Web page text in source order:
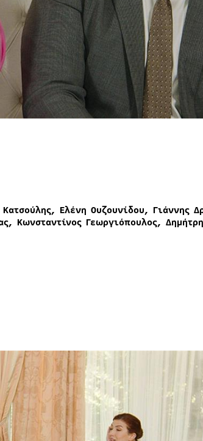
Ελένη Ουζουνίδου, Γιάννης
Κωνσταντίνος Γεωργιόπουλος,